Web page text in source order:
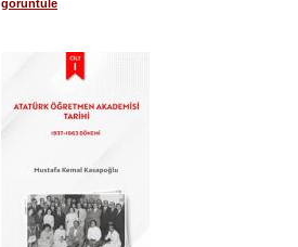
görüntüle